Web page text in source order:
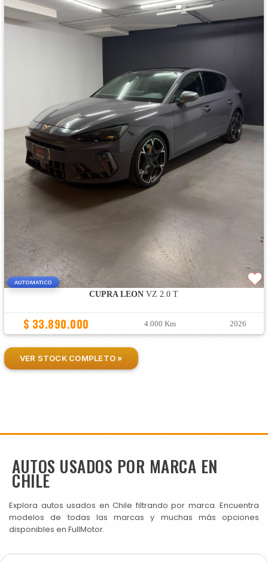
AUTOMATICO
CUPRA LEON VZ 2.0 T
$ 33.890.000 4.000 Km 2026
VER STOCK COMPLETO »
AUTOS USADOS POR MARCA EN
CHILE
Explora autos usados en Chile filtrando por marca. Encuentra
modelos de todas las marcas y muchas más opciones
disponibles en FullMotor.